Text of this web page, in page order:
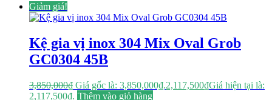
Giảm giá!
Kệ gia vị inox 304 Mix Oval Grob
GC0304 45B
3,850,000₫ Giá gốc là: 3,850,000₫.2,117,500₫Giá hiện tại là:
2,117,500₫. Thêm vào giỏ hàng